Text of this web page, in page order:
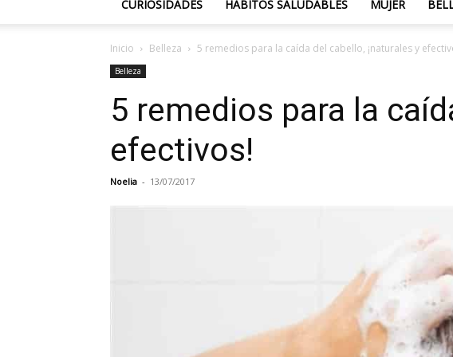
CURIOSIDADES HÁBITOS SALUDABLES MUJER
Inicio Belleza 5 remedios para la caída del cabello, ¡naturales y
Belleza
5 remedios para la
efectivos!
Noelia - 13/07/2017